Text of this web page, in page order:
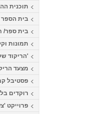
תוכנית
בית
בית ספר/
תמונות
'הריקוד
מצעד
פסטיבל
רוקדים
פרוייקט